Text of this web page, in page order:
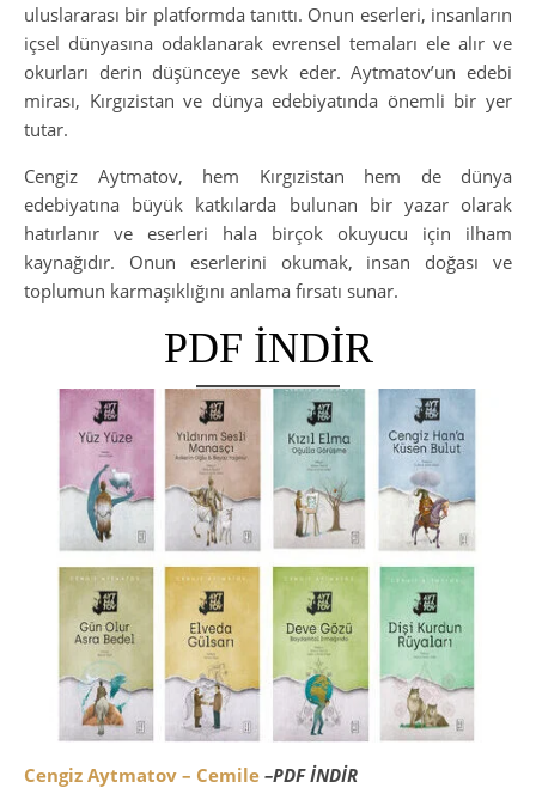
uluslararası bir platformda tanıttı. Onun eserleri, insanların
içsel dünyasına odaklanarak evrensel temaları ele alır ve
okurları derin düşünceye sevk eder. Aytmatov’un edebi
mirası, Kırgızistan ve dünya edebiyatında önemli bir yer
tutar.
Cengiz Aytmatov, hem Kırgızistan hem de dünya
edebiyatına büyük katkılarda bulunan bir yazar olarak
hatırlanır ve eserleri hala birçok okuyucu için ilham
kaynağıdır. Onun eserlerini okumak, insan doğası ve
toplumun karmaşıklığını anlama fırsatı sunar.
PDF İNDİR
Cengiz Aytmatov – Cemile –PDF İNDİR